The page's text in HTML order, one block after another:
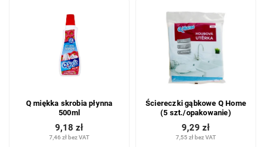
Q miękka skrobia płynna
500ml
7,46 zł bez VAT
9,18 zł
Ściereczki gąbkowe Q Home
(5 szt./opakowanie)
7,55 zł bez VAT
9,29 zł